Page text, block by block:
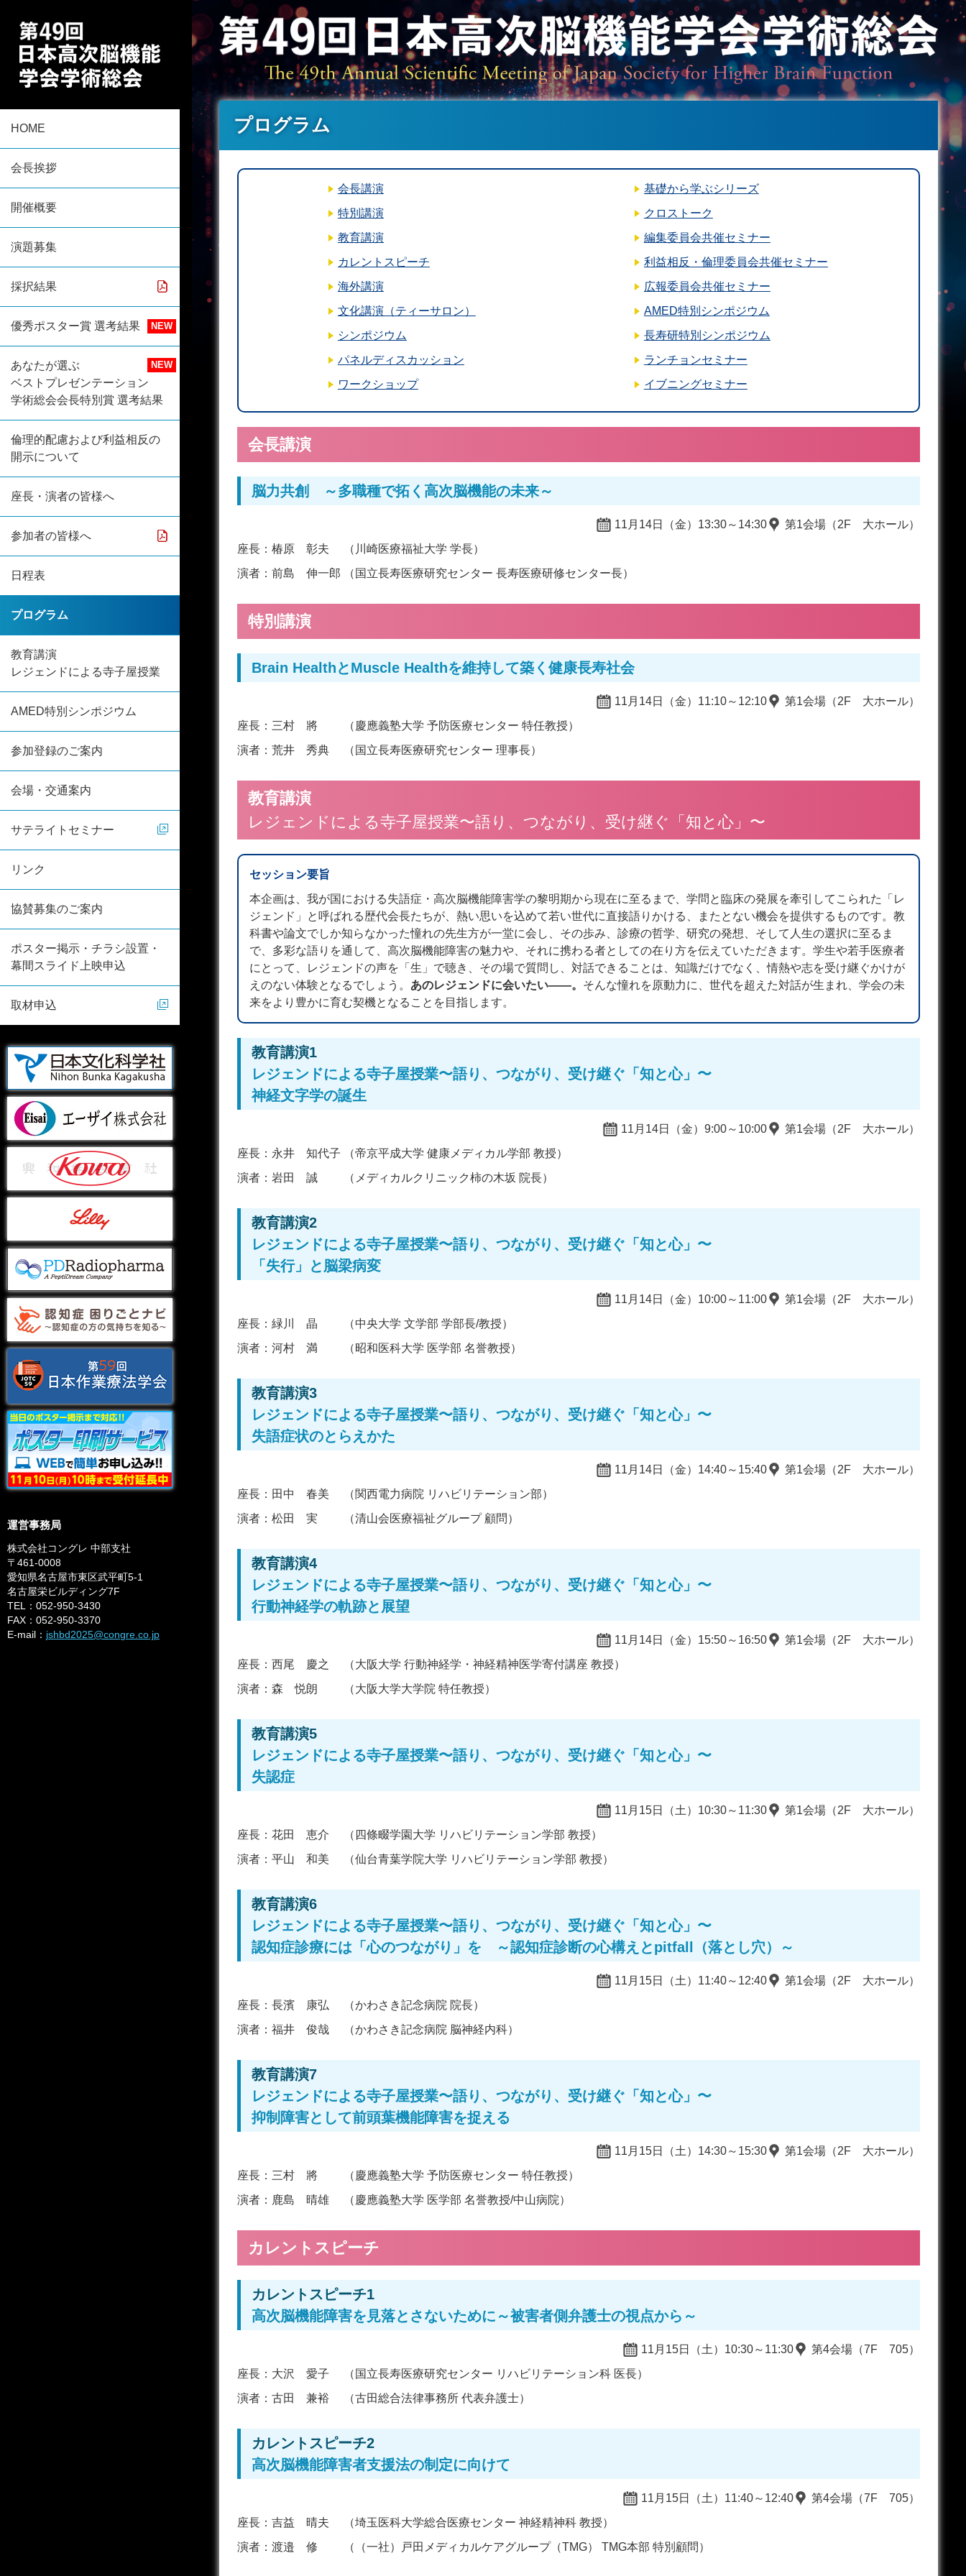
HOME
会長挨拶
開催概要
演題募集
採択結果
優秀ポスター賞 選考結果
あなたが選ぶ
ベストプレゼンテーション
学術総会会長特別賞 選考結果
倫理的配慮および利益相反の
開示について
座長・演者の皆様へ
参加者の皆様へ
日程表
プログラム
教育講演
レジェンドによる寺子屋授業
AMED特別シンポジウム
参加登録のご案内
会場・交通案内
サテライトセミナー
リンク
協賛募集のご案内
ポスター掲示・チラシ設置・
幕間スライド上映申込
取材申込
運営事務局
株式会社コングレ 中部支社
〒461-0008
愛知県名古屋市東区武平町5-1
名古屋栄ビルディング7F
TEL：052-950-3430
FAX：052-950-3370
E-mail： jshbd2025@congre.co.jp
プログラム
会長講演
特別講演
教育講演
カレントスピーチ
海外講演
文化講演（ティーサロン）
シンポジウム
パネルディスカッション
ワークショップ
基礎から学ぶシリーズ
クロストーク
編集委員会共催セミナー
利益相反・倫理委員会共催セミナー
広報委員会共催セミナー
AMED特別シンポジウム
長寿研特別シンポジウム
ランチョンセミナー
イブニングセミナー
会長講演
脳力共創 ～多職種で拓く高次脳機能の未来～
11月14日（金）13:30～14:30
第1会場（2F 大ホール）
座長： 椿原 彰夫
（川崎医療福祉大学 学長）
演者： 前島 伸一郎 （国立長寿医療研究センター 長寿医療研修センター長）
特別講演
Brain HealthとMuscle Healthを維持して築く健康長寿社会
11月14日（金）11:10～12:10
第1会場（2F 大ホール）
座長： 三村 將
（慶應義塾大学 予防医療センター 特任教授）
演者： 荒井 秀典 （国立長寿医療研究センター 理事長）
教育講演
レジェンドによる寺子屋授業〜語り、つながり、受け継ぐ「知と心」〜
セッション要旨
本企画は、我が国における失語症・高次脳機能障害学の黎明期から現在に至るまで、学問と臨床の発展を牽引してこられた「レ
ジェンド」と呼ばれる歴代会長たちが、熱い思いを込めて若い世代に直接語りかける、またとない機会を提供するものです。教
科書や論文でしか知らなかった憧れの先生方が一堂に会し、その歩み、診療の哲学、研究の発想、そして人生の選択に至るま
で、多彩な語りを通して、高次脳機能障害の魅力や、それに携わる者としての在り方を伝えていただきます。学生や若手医療者
にとって、レジェンドの声を「生」で聴き、その場で質問し、対話できることは、知識だけでなく、情熱や志を受け継ぐかけが
えのない体験となるでしょう。 あのレジェンドに会いたい——。 そんな憧れを原動力に、世代を超えた対話が生まれ、学会の未
来をより豊かに育む契機となることを目指します。
教育講演1
レジェンドによる寺子屋授業〜語り、つながり、受け継ぐ「知と心」〜
神経文字学の誕生
11月14日（金）9:00～10:00
第1会場（2F 大ホール）
座長： 永井 知代子
（帝京平成大学 健康メディカル学部 教授）
演者： 岩田 誠 （メディカルクリニック柿の木坂 院長）
教育講演2
レジェンドによる寺子屋授業〜語り、つながり、受け継ぐ「知と心」〜
「失行」と脳梁病変
11月14日（金）10:00～11:00
第1会場（2F 大ホール）
座長： 緑川 晶
（中央大学 文学部 学部長/教授）
演者： 河村 満 （昭和医科大学 医学部 名誉教授）
教育講演3
レジェンドによる寺子屋授業〜語り、つながり、受け継ぐ「知と心」〜
失語症状のとらえかた
11月14日（金）14:40～15:40
第1会場（2F 大ホール）
座長： 田中 春美
（関西電力病院 リハビリテーション部）
演者： 松田 実 （清山会医療福祉グループ 顧問）
教育講演4
レジェンドによる寺子屋授業〜語り、つながり、受け継ぐ「知と心」〜
行動神経学の軌跡と展望
11月14日（金）15:50～16:50
第1会場（2F 大ホール）
座長： 西尾 慶之
（大阪大学 行動神経学・神経精神医学寄付講座 教授）
演者： 森 悦朗 （大阪大学大学院 特任教授）
教育講演5
レジェンドによる寺子屋授業〜語り、つながり、受け継ぐ「知と心」〜
失認症
11月15日（土）10:30～11:30
第1会場（2F 大ホール）
座長： 花田 恵介
（四條畷学園大学 リハビリテーション学部 教授）
演者： 平山 和美 （仙台青葉学院大学 リハビリテーション学部 教授）
教育講演6
レジェンドによる寺子屋授業〜語り、つながり、受け継ぐ「知と心」〜
認知症診療には「心のつながり」を ～認知症診断の心構えとpitfall（落とし穴）～
11月15日（土）11:40～12:40
第1会場（2F 大ホール）
座長： 長濱 康弘
（かわさき記念病院 院長）
演者： 福井 俊哉 （かわさき記念病院 脳神経内科）
教育講演7
レジェンドによる寺子屋授業〜語り、つながり、受け継ぐ「知と心」〜
抑制障害として前頭葉機能障害を捉える
11月15日（土）14:30～15:30
第1会場（2F 大ホール）
座長： 三村 將
（慶應義塾大学 予防医療センター 特任教授）
演者： 鹿島 晴雄 （慶應義塾大学 医学部 名誉教授/中山病院）
カレントスピーチ
カレントスピーチ1
高次脳機能障害を見落とさないために～被害者側弁護士の視点から～
11月15日（土）10:30～11:30
第4会場（7F 705）
座長： 大沢 愛子
（国立長寿医療研究センター リハビリテーション科 医長）
演者： 古田 兼裕 （古田総合法律事務所 代表弁護士）
カレントスピーチ2
高次脳機能障害者支援法の制定に向けて
11月15日（土）11:40～12:40
第4会場（7F 705）
座長： 吉益 晴夫
（埼玉医科大学総合医療センター 神経精神科 教授）
演者： 渡邉 修 （（一社）戸田メディカルケアグループ（TMG） TMG本部 特別顧問）